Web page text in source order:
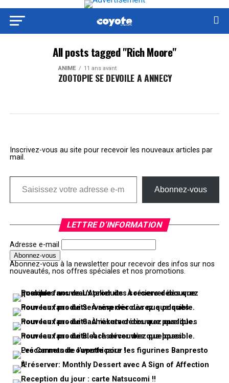
All posts tagged "Rich Moore"
ANIME 11 ans avant
ZOOTOPIE SE DEVOILE A ANNECY
Inscrivez-vous au site pour recevoir les nouveaux articles par
mail.
Saisissez votre adresse e-mail…
Abonnez-vous
LETTRE D’INFORMATION
Adresse e-mail
Abonnez-vous à la newsletter pour recevoir des infos sur nos
nouveautés, nos offres spéciales et nos promotions.